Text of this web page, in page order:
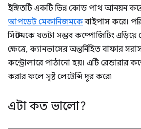
ইঙ্গিতটি একটি ভিন্ন কোড পাথ আনয়ন
আপডেট মেকানিজমকেবাইপাস করে।
সিস্টেমকে যতটা সম্ভব কম্পোজিটিং
ক্ষেত্রে, ক্যানভাসের অন্তর্নিহিত বাফার
কন্ট্রোলারে পাঠানো হয়। এটি রেন্ডারার
করার ফলে সৃষ্ট লেটেন্সি দূর করে৷
এটা কত ভালো?